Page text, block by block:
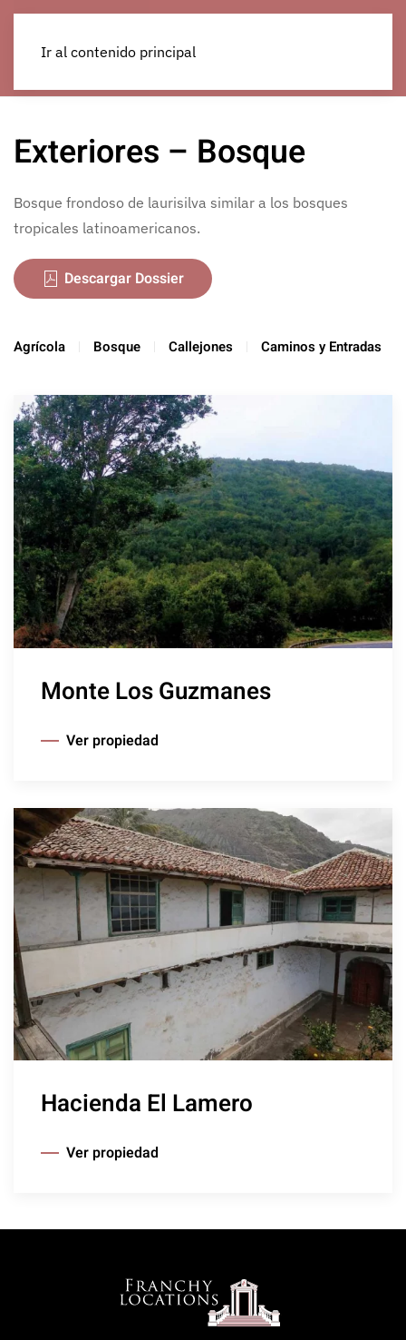
Ir al contenido principal
Exteriores – Bosque
Bosque frondoso de laurisilva similar a los bosques
tropicales latinoamericanos.
Descargar Dossier
Agrícola Bosque Callejones Caminos y Entradas
Monte Los Guzmanes
Ver propiedad
Hacienda El Lamero
Ver propiedad